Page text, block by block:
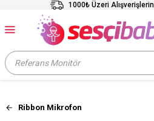
1000₺ Üzeri
Ribbon Mikrofon